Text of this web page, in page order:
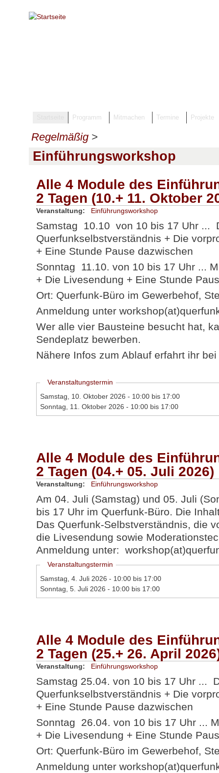
Direkt zum Inhalt
Programm Mitmachen Termine Projekte
Regelmäßig >
Einführungsworkshop
Alle 4 Module des
2 Tagen (10.+ 11. Oktober
Veranstaltung: Einführungsworkshop
Samstag 10.10 von 10 bis 17 Uhr ...
Querfunkselbstverständnis + Die
+ Eine Stunde Pause dazwischen
Sonntag 11.10. von 10 bis 17 Uhr ...
+ Die Livesendung + Eine Stunde
Ort: Querfunk-Büro im Gewerbehof,
Anmeldung unter
Wer alle vier Bausteine besucht hat,
Sendeplatz bewerben.
Nähere Infos zum Ablauf erfahrt ihr
Ausblenden
Veranstaltungstermin
Samstag, 10. Oktober 2026 - 10:00 bis 17:00
Sonntag, 11. Oktober 2026 - 10:00 bis 17:00
Alle 4 Module des
2 Tagen (04.+ 05. Juli 2026)
Veranstaltung: Einführungsworkshop
Am 04. Juli (Samstag) und 05. Juli
bis 17 Uhr im Querfunk-Büro. Die
Das Querfunk-Selbstverständnis, die
die Livesendung sowie
Anmeldung unter:
Ausblenden
Veranstaltungstermin
Samstag, 4. Juli 2026 - 10:00 bis 17:00
Sonntag, 5. Juli 2026 - 10:00 bis 17:00
Alle 4 Module des
2 Tagen (25.+ 26. April
Veranstaltung: Einführungsworkshop
Samstag 25.04. von 10 bis 17 Uhr ...
Querfunkselbstverständnis + Die
+ Eine Stunde Pause dazwischen
Sonntag 26.04. von 10 bis 17 Uhr ...
+ Die Livesendung + Eine Stunde
Ort: Querfunk-Büro im Gewerbehof,
Anmeldung unter